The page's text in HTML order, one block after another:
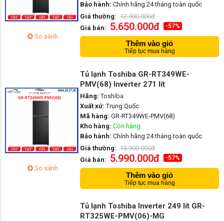
So sánh
Bảo hành: Chính hãng 24 tháng toàn quốc
Giá thường: 12.900.000đ
Giá bán: 5.650.000đ -57%
Thêm vào giỏ
Tiếp tục mua hàng
So sánh
Tủ lạnh Toshiba GR-RT349WE-
PMV(68) Inverter 271 lít
Hãng: Toshiba
Xuất xứ: Trung Quốc
Mã hàng: GR-RT349WE-PMV(68)
Kho hàng: Còn hàng
Bảo hành: Chính hãng 24 tháng toàn quốc
Giá thường: 13.900.000đ
Giá bán: 5.990.000đ -57%
Thêm vào giỏ
Tiếp tục mua hàng
Tủ lạnh Toshiba Inverter 249 lít GR-
RT325WE-PMV(06)-MG